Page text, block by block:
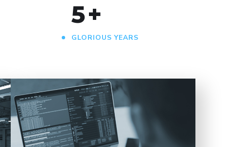
5+
GLORIOUS YEARS
Open-source tanpa batas. Linux menawarkan
kebebasan dan kontrol penuh untuk